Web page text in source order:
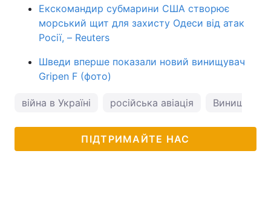
Екскомандир субмарини США створює
морський щит для захисту Одеси від атак
Росії, – Reuters
Шведи вперше показали новий винищувач
Gripen F (фото)
війна в Україні російська авіація Винищувач
ПІДТРИМАЙТЕ НАС